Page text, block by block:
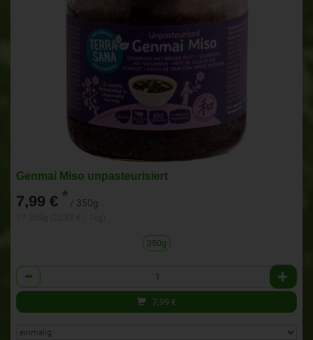
Genmai Miso unpasteurisiert
7,99 € * / 350g
350g
Anzahl
7,99 €